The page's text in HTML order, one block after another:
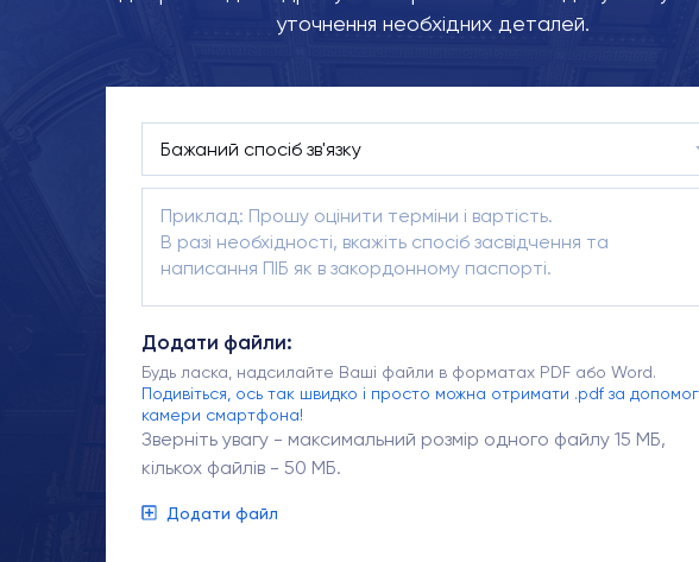
уточнення необхідних деталей.
Додати файли:
Будь ласка, надсилайте Ваші файли в форматах PDF або Word.
Подивіться, ось так швидко і просто можна отримати .pdf за
камери смартфона!
Зверніть увагу - максимальний розмір одного файлу 15 МБ,
кількох файлів - 50 МБ.
Додати файл